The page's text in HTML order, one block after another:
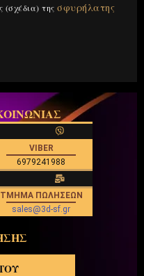
(σχέδια) της σφυρήλατης
VIBER
6979241988
ΤΜΗΜΑ ΠΩΛΗΣΕΩΝ
sales@3d-sf.gr